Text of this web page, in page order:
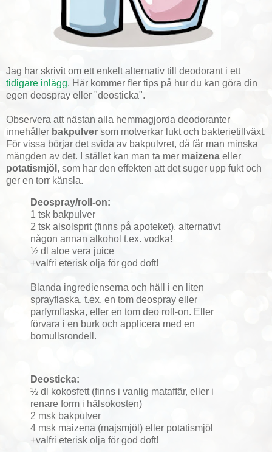
Jag har skrivit om ett enkelt alternativ till deodorant i ett
tidigare inlägg. Här kommer fler tips på hur du kan göra din
egen deospray eller "deosticka".
Observera att nästan alla hemmagjorda deodoranter
innehåller bakpulver som motverkar lukt och bakterietillväxt.
För vissa börjar det svida av bakpulvret, då får man minska
mängden av det. I stället kan man ta mer maizena eller
potatismjöl , som har den effekten att det suger upp fukt och
ger en torr känsla.
Deospray/roll-on:
1 tsk bakpulver
2 tsk alsolsprit (finns på apoteket), alternativt
någon annan alkohol t.ex. vodka!
½ dl aloe vera juice
+valfri eterisk olja för god doft!
Blanda ingredienserna och häll i en liten
sprayflaska, t.ex. en tom deospray eller
parfymflaska, eller en tom deo roll-on. Eller
förvara i en burk och applicera med en
bomullsrondell.
Deosticka:
½ dl kokosfett (finns i vanlig mataffär, eller i
renare form i hälsokosten)
2 msk bakpulver
4 msk maizena (majsmjöl) eller potatismjöl
+valfri eterisk olja för god doft!